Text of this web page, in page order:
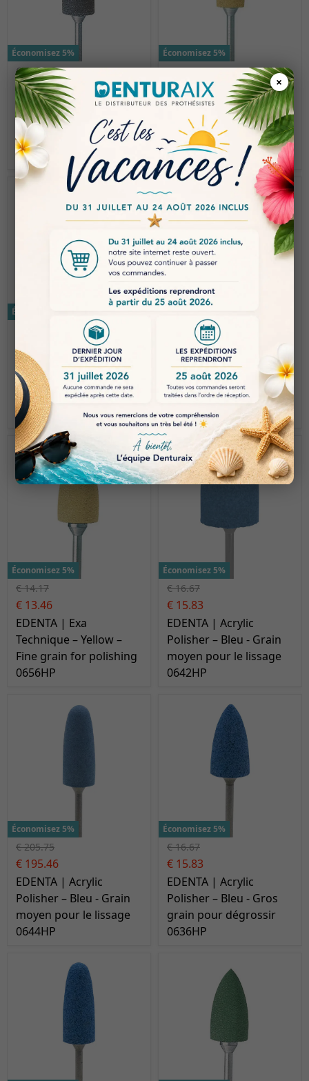
×
Économisez 5%
€ 14.17
€ 13.46
EDENTA | ED-0664HP
Économisez 5%
€ 14.17
€ 13.46
EDENTA | Exa
Technique – Yellow –
Fine grain for polishing
0657HP
Économisez 5%
€ 13.46
EDENTA | ED-0674HP
€ 14.17
€ 13.46
EDENTA | Exa
Technique – Jaune -
Grain fin pour le
brillantage 0654HP
Économisez 5%
€ 14.17
€ 13.46
EDENTA | Exa
Technique – Yellow –
Fine grain for polishing
0656HP
Économisez 5%
€ 16.67
€ 15.83
EDENTA | Acrylic
Polisher – Bleu - Grain
moyen pour le lissage
0642HP
Économisez 5%
€ 205.75
€ 195.46
EDENTA | Acrylic
Polisher – Bleu - Grain
moyen pour le lissage
0644HP
Économisez 5%
€ 16.67
€ 15.83
EDENTA | Acrylic
Polisher – Bleu - Gros
grain pour dégrossir
0636HP